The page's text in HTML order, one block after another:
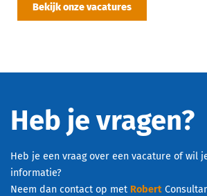
Bekijk onze vacatures
Heb je vragen?
Heb je een vraag over een vacature of wil
informatie?
Neem dan contact op met Robert